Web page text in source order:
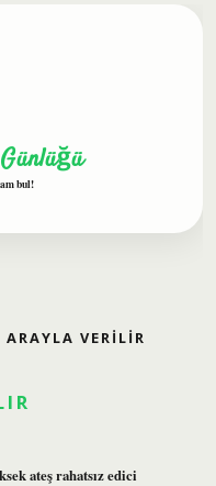
bul!
VERILIR
ateş rahatsız edici